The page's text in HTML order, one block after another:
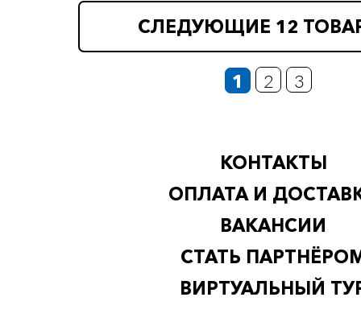
СЛЕДУЮЩИЕ 12
1 2 3
КОНТАКТЫ
ОПЛАТА И
ВАКАНСИИ
СТАТЬ
ВИРТУАЛЬНЫЙ